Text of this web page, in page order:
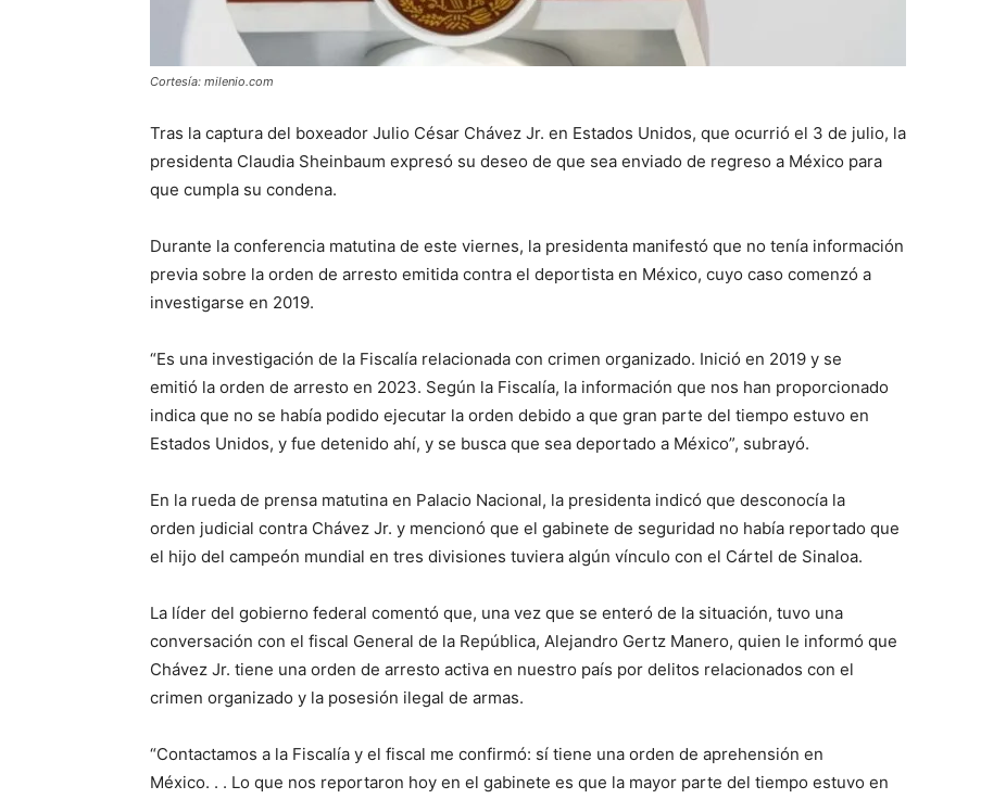
Cortesía: milenio.com
Tras la captura del boxeador Julio César Chávez Jr. en Estados Unidos, que ocurrió el 3 de julio, la
presidenta Claudia Sheinbaum expresó su deseo de que sea enviado de regreso a México para
que cumpla su condena.
Durante la conferencia matutina de este viernes, la presidenta manifestó que no tenía información
previa sobre la orden de arresto emitida contra el deportista en México, cuyo caso comenzó a
investigarse en 2019.
“Es una investigación de la Fiscalía relacionada con crimen organizado. Inició en 2019 y se
emitió la orden de arresto en 2023. Según la Fiscalía, la información que nos han proporcionado
indica que no se había podido ejecutar la orden debido a que gran parte del tiempo estuvo en
Estados Unidos, y fue detenido ahí, y se busca que sea deportado a México”, subrayó.
En la rueda de prensa matutina en Palacio Nacional, la presidenta indicó que desconocía la
orden judicial contra Chávez Jr. y mencionó que el gabinete de seguridad no había reportado que
el hijo del campeón mundial en tres divisiones tuviera algún vínculo con el Cártel de Sinaloa.
La líder del gobierno federal comentó que, una vez que se enteró de la situación, tuvo una
conversación con el fiscal General de la República, Alejandro Gertz Manero, quien le informó que
Chávez Jr. tiene una orden de arresto activa en nuestro país por delitos relacionados con el
crimen organizado y la posesión ilegal de armas.
“Contactamos a la Fiscalía y el fiscal me confirmó: sí tiene una orden de aprehensión en
México. . . Lo que nos reportaron hoy en el gabinete es que la mayor parte del tiempo estuvo en